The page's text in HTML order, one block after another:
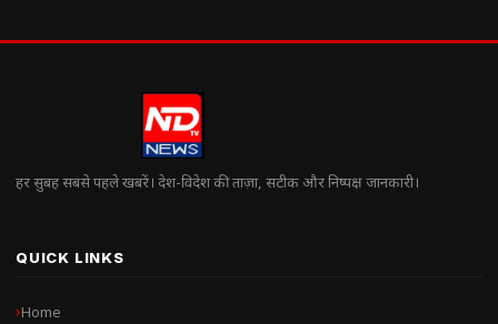
हर सुबह सबसे पहले खबरें। देश-विदेश की ताज़ा, सटीक और निष्पक्ष जानकारी।
QUICK LINKS
Home